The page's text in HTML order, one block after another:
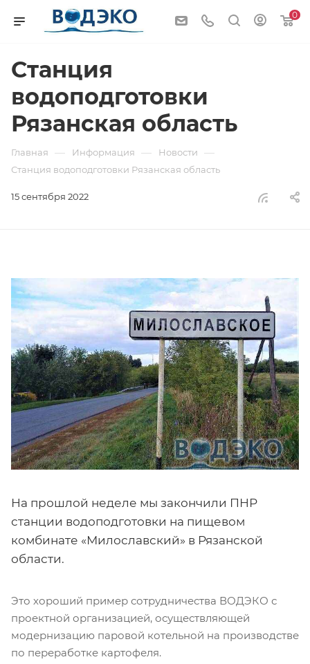
0
Станция
водоподготовки
Рязанская область
Главная — Информация — Новости —
Станция водоподготовки Рязанская область
15 сентября 2022
На прошлой неделе мы закончили ПНР
станции водоподготовки на пищевом
комбинате «Милославский» в Рязанской
области.
Это хороший пример сотрудничества ВОДЭКО с
проектной организацией, осуществляющей
модернизацию паровой котельной на производстве
по переработке картофеля.